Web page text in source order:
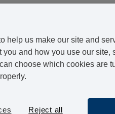
das
das Rauchen im Auto
Gesetz diskutiert, denn das
Meningitis
help us make our site and
you and how you use our site,
choose which cookies are
Reject all